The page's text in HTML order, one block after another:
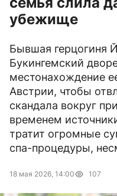
убежище
Бывшая герцогиня
Букингемский
местонахождение
Австрии, чтобы
скандала вокруг
временем
тратит огромные
спа-процедуры,
18 мая 2026, 14:00 107